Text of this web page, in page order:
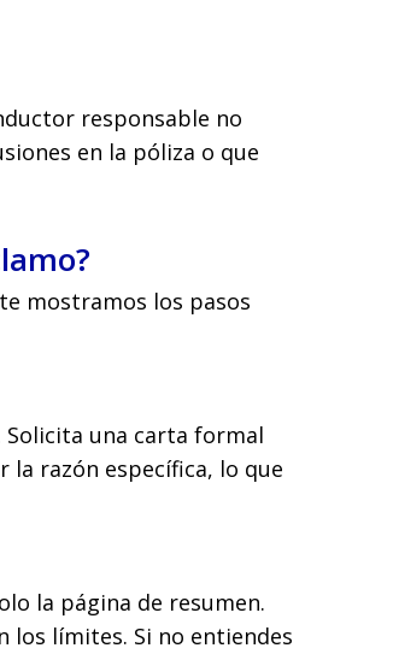
responsable no
en la póliza o que
mostramos los pasos
Solicita una carta formal
la razón específica, lo que
la página de resumen.
los límites. Si no entiendes